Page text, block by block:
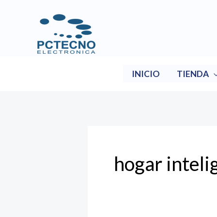
contenido
INICIO TIENDA
hogar